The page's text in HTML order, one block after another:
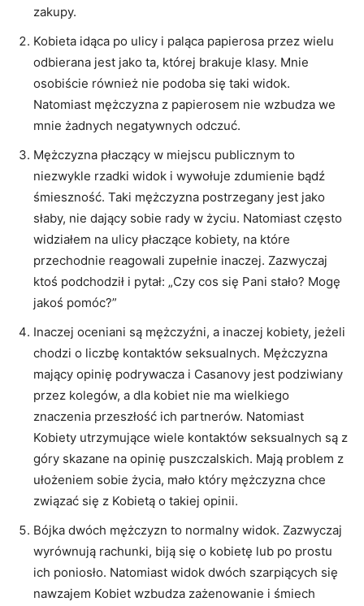
zakupy.
Kobieta idąca po ulicy i paląca papierosa przez wielu
odbierana jest jako ta, której brakuje klasy. Mnie
osobiście również nie podoba się taki widok.
Natomiast mężczyzna z papierosem nie wzbudza we
mnie żadnych negatywnych odczuć.
Mężczyzna płaczący w miejscu publicznym to
niezwykle rzadki widok i wywołuje zdumienie bądź
śmieszność. Taki mężczyzna postrzegany jest jako
słaby, nie dający sobie rady w życiu. Natomiast często
widziałem na ulicy płaczące kobiety, na które
przechodnie reagowali zupełnie inaczej. Zazwyczaj
ktoś podchodził i pytał: „Czy cos się Pani stało? Mogę
jakoś pomóc?”
Inaczej oceniani są mężczyźni, a inaczej kobiety, jeżeli
chodzi o liczbę kontaktów seksualnych. Mężczyzna
mający opinię podrywacza i Casanovy jest podziwiany
przez kolegów, a dla kobiet nie ma wielkiego
znaczenia przeszłość ich partnerów. Natomiast
Kobiety utrzymujące wiele kontaktów seksualnych są z
góry skazane na opinię puszczalskich. Mają problem z
ułożeniem sobie życia, mało który mężczyzna chce
związać się z Kobietą o takiej opinii.
Bójka dwóch mężczyzn to normalny widok. Zazwyczaj
wyrównują rachunki, biją się o kobietę lub po prostu
ich poniosło. Natomiast widok dwóch szarpiących się
nawzajem Kobiet wzbudza zażenowanie i śmiech